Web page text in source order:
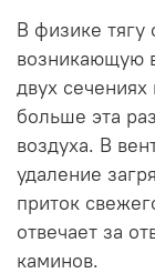
В физике тягу
возникающую
двух
больше эта
воздуха. В
удаление
приток
отвечает за
каминов.